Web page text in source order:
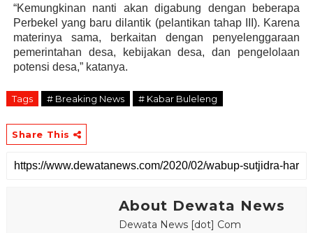
“Kemungkinan nanti akan digabung dengan beberapa
Perbekel yang baru dilantik (pelantikan tahap III). Karena
materinya sama, berkaitan dengan penyelenggaraan
pemerintahan desa, kebijakan desa, dan pengelolaan
potensi desa,” katanya.
Tags # Breaking News # Kabar Buleleng
Share This
About Dewata News
Dewata News [dot] Com